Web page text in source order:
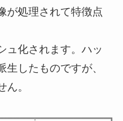
が処理されて特徴点
ュ化されます。ハッ
したものですが、
。